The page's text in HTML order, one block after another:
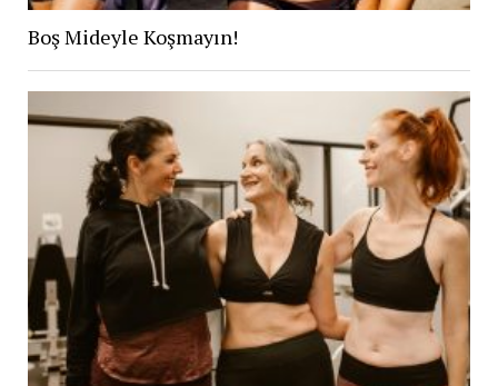
Boş Mideyle Koşmayın!